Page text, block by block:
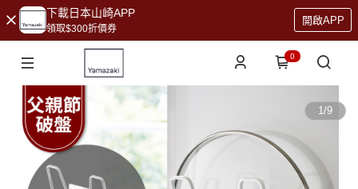
下載日本山崎APP
領取$300折價券
開啟APP
0
1/9